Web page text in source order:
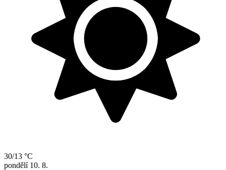
30/13 °C
pondělí 10. 8.